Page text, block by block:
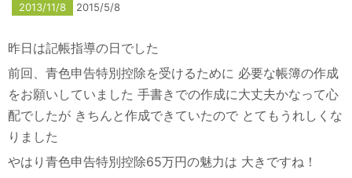
2013/11/8 2015/5/8
昨日は記帳指導の日でした
前回、青色申告特別控除を受けるために 必要な帳簿の作成
をお願いしていました 手書きでの作成に大丈夫かなって心
配でしたが きちんと作成できていたので とてもうれしくな
りました
やはり青色申告特別控除65万円の魅力は 大きですね！